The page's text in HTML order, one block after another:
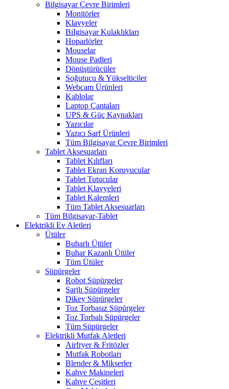
Bilgisayar Çevre Birimleri
Monitörler
Klavyeler
BiIgisayar Kulaklıkları
Hoparlörler
Mouselar
Mouse Padleri
Dönüştürücüler
Soğutucu & Yükselticiler
Webcam Ürünleri
Kablolar
Laptop Çantaları
UPS & Güç Kaynakları
Yazıcılar
Yazıcı Sarf Ürünleri
Tüm Bilgisayar Çevre Birimleri
Tablet Aksesuarları
Tablet Kılıfları
Tablet Ekran Koruyucular
Tablet Tutucular
Tablet Klavyeleri
Tablet Kalemleri
Tüm Tablet Aksesuarları
Tüm Bilgisayar-Tablet
Elektrikli Ev Aletleri
Ütüler
Buharlı Ütüler
Buhar Kazanlı Ütüler
Tüm Ütüler
Süpürgeler
Robot Süpürgeler
Şarjlı Süpürgeler
Dikey Süpürgeler
Toz Torbasız Süpürgeler
Toz Torbalı Süpürgeler
Tüm Süpürgeler
Elektrikli Mutfak Aletleri
Airfryer & Fritözler
Mutfak Robotları
Blender & Mikserler
Kahve Makineleri
Kahve Çeşitleri